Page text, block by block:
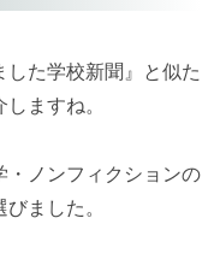
した学校新聞』と似た
ますね。
・ノンフィクションの
ました。